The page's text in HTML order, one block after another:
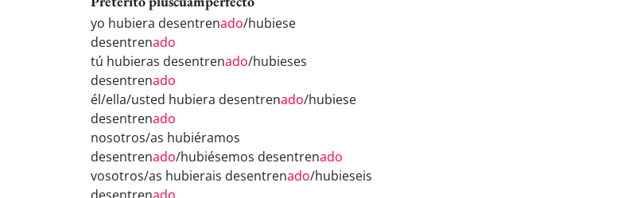
yo hubiera desentrenado/hubiese
desentrenado
tú hubieras desentrenado/hubieses
desentrenado
él/ella/usted hubiera desentrenado/hubiese
desentrenado
nosotros/as hubiéramos
desentrenado/hubiésemos desentrenado
vosotros/as hubierais desentrenado/hubieseis